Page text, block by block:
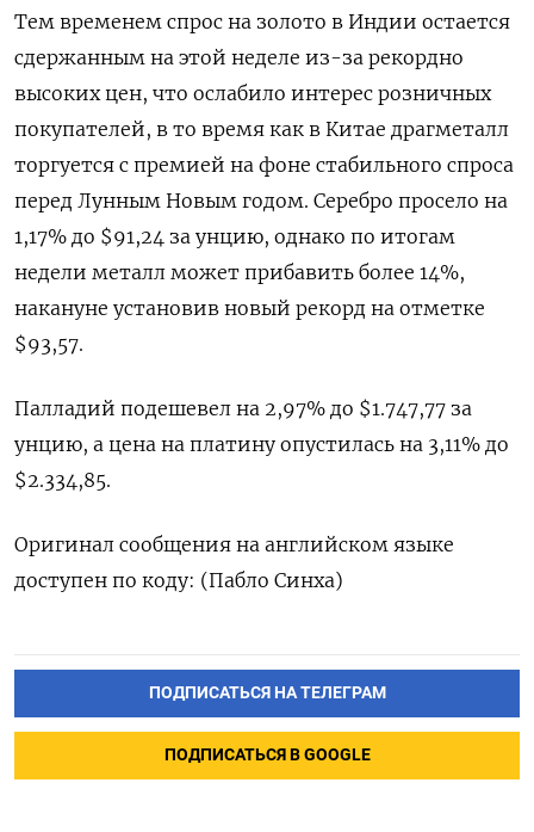
Тем временем спрос на золото в Индии остается
сдержанным на этой неделе из-за рекордно
высоких цен, что ослабило интерес розничных
покупателей, в то время как в Китае драгметалл
торгуется с премией на фоне стабильного спроса
перед Лунным Новым годом. Серебро просело на
‍1,17% до $91,‍24​ за унцию, однако по итогам
недели металл может прибавить более 14%,
накануне установив новый ‍рекорд на отметке
$93,57.
Палладий подешевел на 2,97% до $1.747,77 за
унцию, а цена на платину опустилась на 3,⁠11% до
$2.334,85.
Оригинал сообщения на английском языке
доступен по коду: (Пабло Синха)
ПОДПИСАТЬСЯ НА ТЕЛЕГРАМ
ПОДПИСАТЬСЯ В GOOGLE